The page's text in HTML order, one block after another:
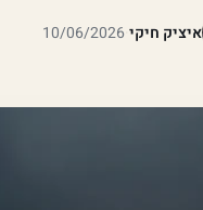
איציק חיקי·
10/06/2026